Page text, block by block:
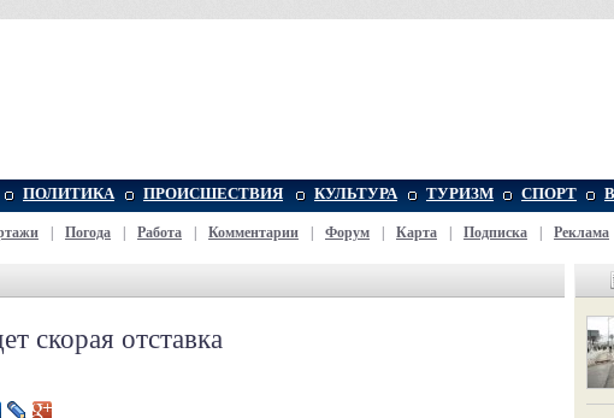
ПОЛИТИКА ПРОИСШЕСТВИЯ КУЛЬТУРА ТУРИЗМ СПОРТ
Погода Работа Комментарии Форум Карта Подписка Реклама
скорая отставка